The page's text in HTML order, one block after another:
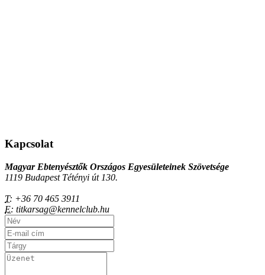
Kapcsolat
Magyar Ebtenyésztők Országos Egyesületeinek Szövetsége
1119 Budapest Tétényi út 130.
T: +36 70 465 3911
E: titkarsag@kennelclub.hu